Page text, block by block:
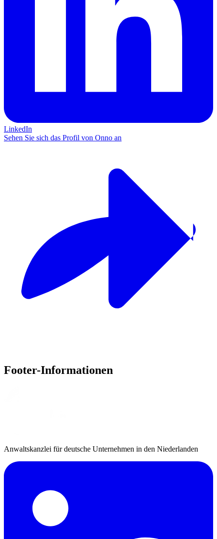
LinkedIn
Sehen Sie sich das Profil von Onno an
Footer-Informationen
Anwaltskanzlei für deutsche Unternehmen in den Niederlanden